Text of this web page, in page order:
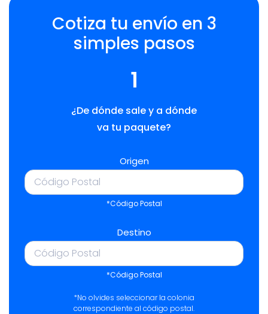
Cotiza tu envío en 3
simples pasos
1
¿De dónde sale y a dónde
va tu paquete?
Origen
*Código Postal
Destino
*Código Postal
*No olvides seleccionar la colonia
correspondiente al código postal.